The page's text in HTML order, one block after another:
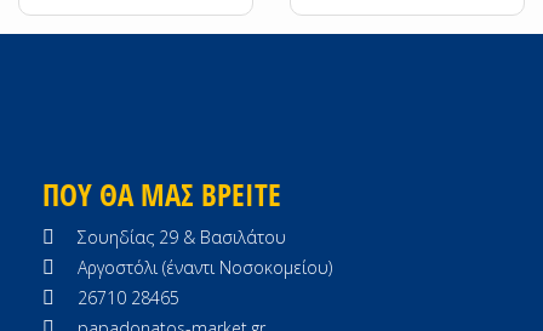
ΠΟΥ ΘΑ ΜΑΣ ΒΡΕΙΤΕ
Σουηδίας 29 & Βασιλάτου
Αργοστόλι (έναντι Νοσοκομείου)
26710 28465